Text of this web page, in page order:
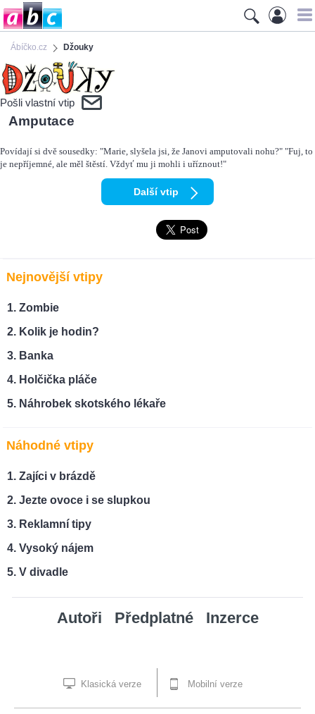
Ábíčko.cz Džouky
Pošli vlastní vtip
Amputace
Povídají si dvě sousedky: "Marie, slyšela jsi, že Janovi amputovali nohu?" "Fuj, to
je nepříjemné, ale měl štěstí. Vždyť mu ji mohli i uříznout!"
Další vtip
Nejnovější vtipy
Zombie
Kolik je hodin?
Banka
Holčička pláče
Náhrobek skotského lékaře
Náhodné vtipy
Zajíci v brázdě
Jezte ovoce i se slupkou
Reklamní tipy
Vysoký nájem
V divadle
Autoři Předplatné Inzerce
Klasická verze Mobilní verze